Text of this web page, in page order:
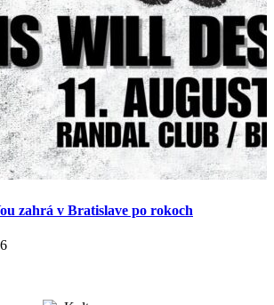
zahrá v Bratislave po rokoch